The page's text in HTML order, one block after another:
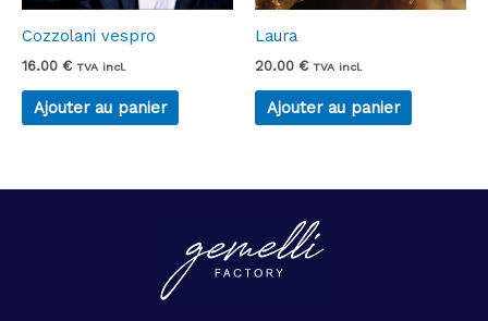
Cozzolani vespro
16.00 € TVA incl.
Ajouter au panier
Laura
20.00 € TVA incl.
Ajouter au panier